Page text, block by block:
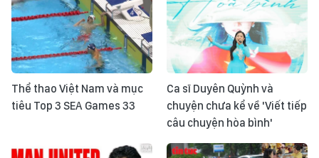
Thể thao Việt Nam và mục
tiêu Top 3 SEA Games 33
Ca sĩ Duyên Quỳnh và
chuyện chưa kể về 'Viết tiếp
câu chuyện hòa bình'